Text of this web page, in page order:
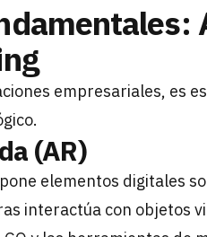
empresariales, es
(AR)
elementos digitales
interactúa con objetos